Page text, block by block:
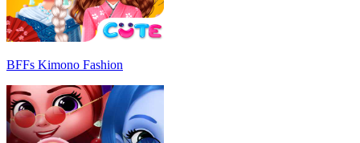
BFFs Kimono Fashion